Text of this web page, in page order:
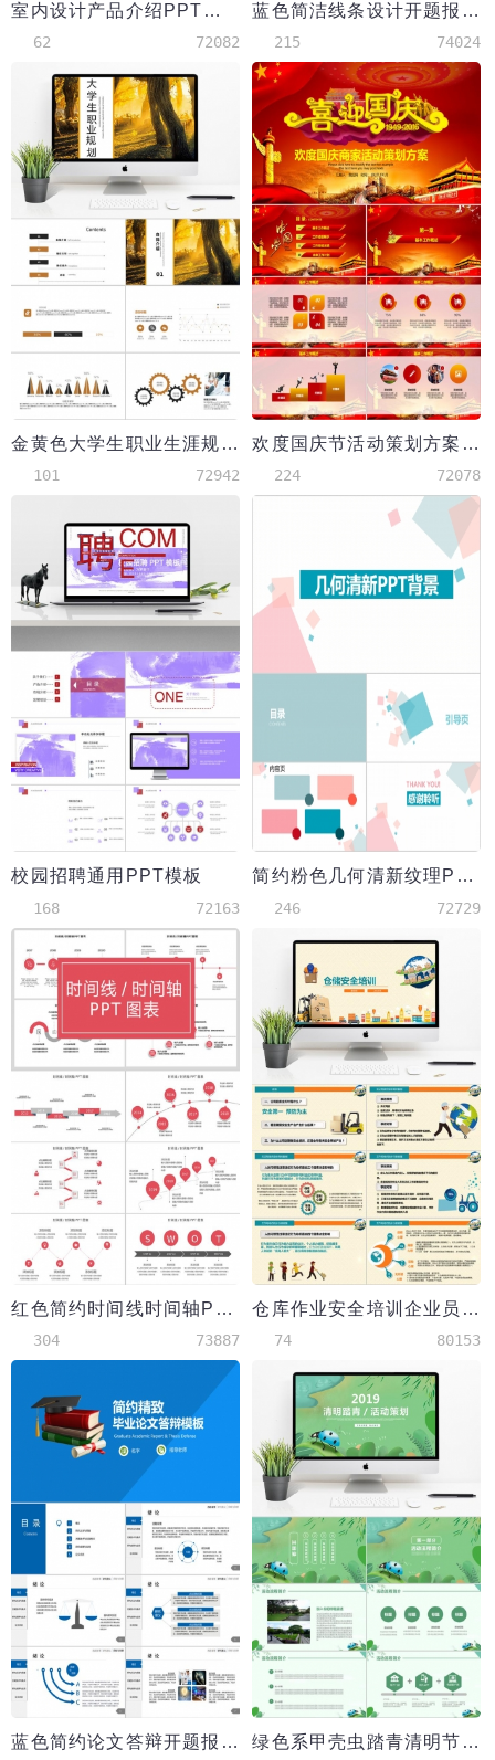
室内设计产品介绍PPT模板
62 72082
蓝色简洁线条设计开题报告PPT模板
215 74024
金黄色大学生职业生涯规划PPT模板
101 72942
欢度国庆节活动策划方案PPT模板
224 72078
校园招聘通用PPT模板
168 72163
简约粉色几何清新纹理PPT背景
246 72729
红色简约时间线时间轴PPT图表
304 73887
仓库作业安全培训企业员工培训入职培训PPT模板
74 80153
蓝色简约论文答辩开题报告ppt模板 绿色系甲壳虫踏青清明节ppt模板